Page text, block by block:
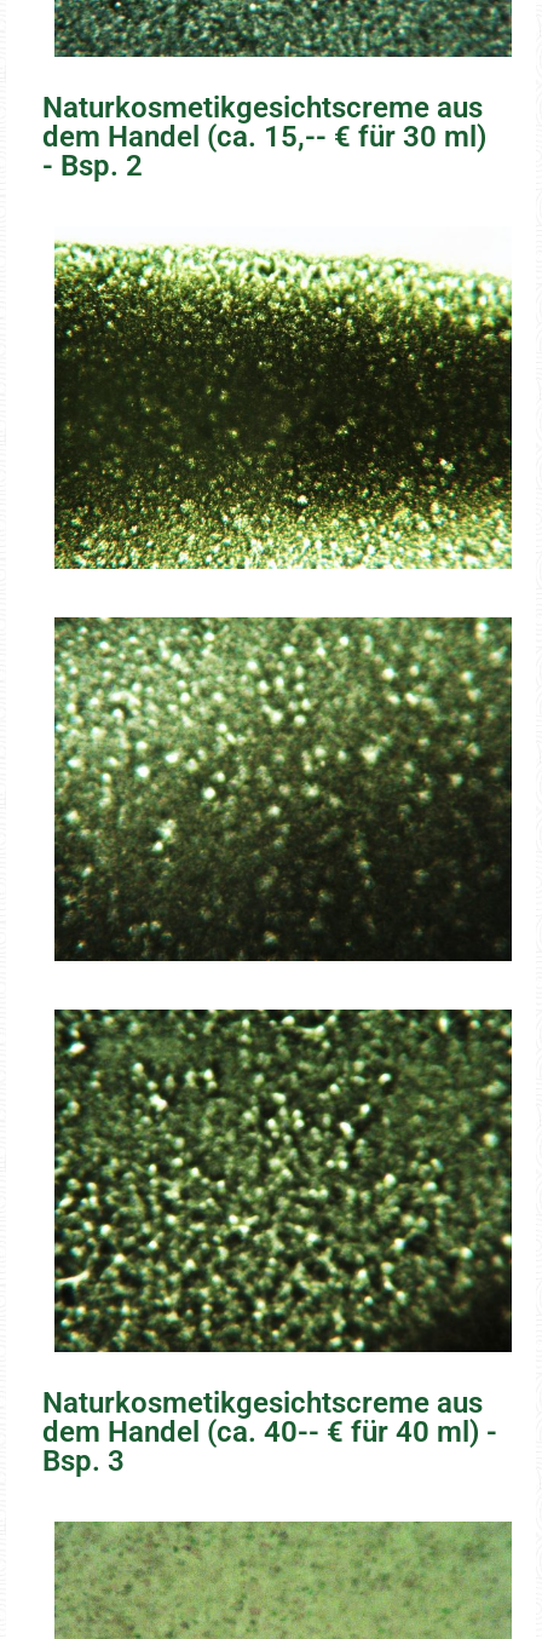
Naturkosmetikgesichtscreme aus
dem Handel (ca. 15,-- € für 30 ml)
- Bsp. 2
Naturkosmetikgesichtscreme aus
dem Handel (ca. 40-- € für 40 ml) -
Bsp. 3